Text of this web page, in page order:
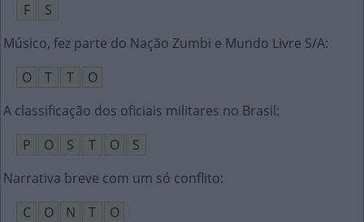
F
S
Músico, fez parte do Nação Zumbi e Mundo Livre S/A:
O
T T
O
A classificação dos oficiais militares no Brasil:
P
O S T O
S
Narrativa breve com um só conflito:
C
O N T
O